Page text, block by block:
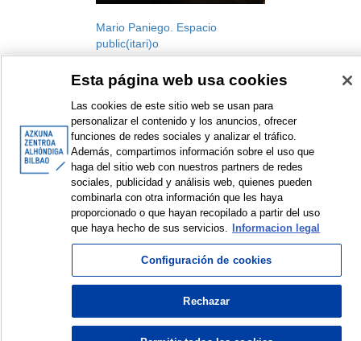
Mario Paniego. Espacio
public(itari)o
aimed at supporting the curating
Exhibition
2020
< Items sorted by: 1 to 1 of 1 >
© Azkuna Zentroa - Alhóndiga Bilbao
Esta página web usa cookies
Las cookies de este sitio web se usan para
personalizar el contenido y los anuncios, ofrecer
funciones de redes sociales y analizar el tráfico.
Además, compartimos información sobre el uso que
haga del sitio web con nuestros partners de redes
sociales, publicidad y análisis web, quienes pueden
combinarla con otra información que les haya
proporcionado o que hayan recopilado a partir del uso
que haya hecho de sus servicios.
Informacion legal
Configuración de cookies
Rechazar